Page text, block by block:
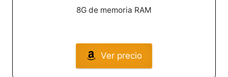
8G de memoria RAM
Ver precio